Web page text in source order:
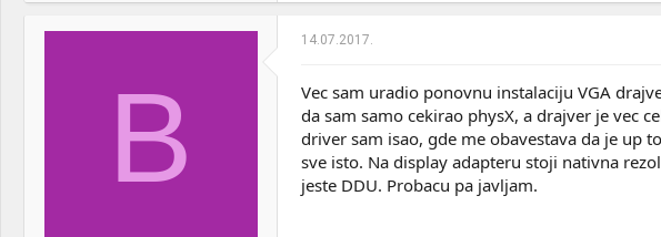
B
14.07.2017.
Vec sam uradio ponovnu instalaciju VGA
da sam samo cekirao physX, a drajver je vec
driver sam isao, gde me obavestava da je up
sve isto. Na display adapteru stoji nativna
jeste DDU. Probacu pa javljam.